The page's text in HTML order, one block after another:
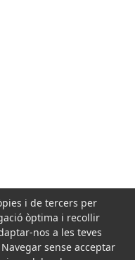
i de tercers per
òptima i recollir
nos a les teves
sense acceptar